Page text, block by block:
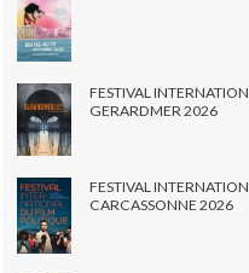
FESTIVAL
GERARDMER 2026
FESTIVAL
CARCASSONNE 2026